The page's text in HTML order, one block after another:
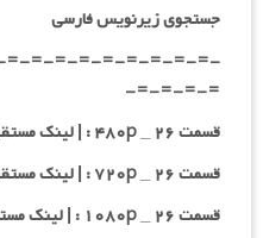
جستجوی زیرنویس فارسی
=-=-=-=-=-=-=-=-
=-=-=-=-
قسمت ۲۶ _ ۴۸۰p : | لینک مستقیم |
قسمت ۲۶ _ ۷۲۰p : | لینک مستقیم |
قسمت ۲۶ _ ۱۰۸۰p : | لینک مستقیم |